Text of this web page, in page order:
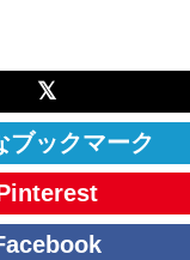
𝕏
ブックマーク